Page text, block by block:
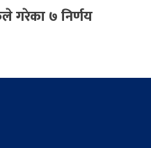
गरेका ७ निर्णय